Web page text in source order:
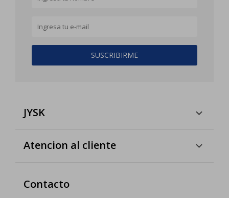
SUSCRIBIRME
JYSK
Atencion al cliente
Contacto